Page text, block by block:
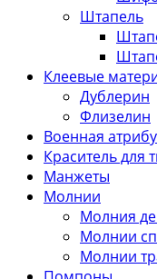
Штапель
Клеевые
Дублерин
Флизелин
Военная
Краситель для
Манжеты
Молнии
Молния
Молнии
Молнии